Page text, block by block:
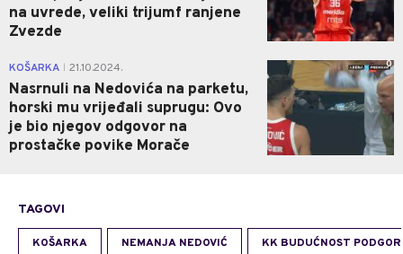
na uvrede, veliki trijumf ranjene
Zvezde
KOŠARKA 21.10.2024.
Nasrnuli na Nedovića na parketu,
horski mu vrijeđali suprugu: Ovo
je bio njegov odgovor na
prostačke povike Morače
0
TAGOVI
KOŠARKA NEMANJA NEDOVIĆ KK BUDUĆNOST